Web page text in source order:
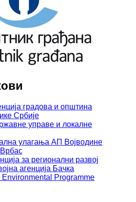
градова и општина
Србије
управе и локалне
улагања АП Војводине
за регионални развој
агенција Бачка
Programme